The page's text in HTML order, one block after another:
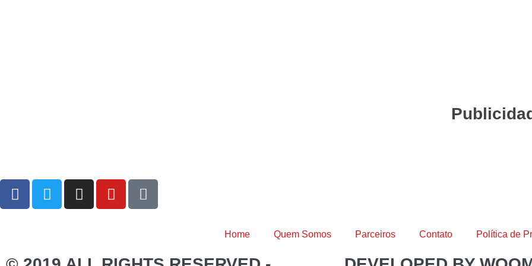
Home Quem Somos Parceiros Contato Política de